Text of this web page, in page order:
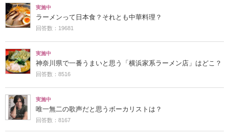
実施中
ラーメンって日本食？それとも中華料理？
回答数：19681
実施中
神奈川県で一番うまいと思う「横浜家系ラーメン店」はどこ？
回答数：8516
実施中
唯一無二の歌声だと思うボーカリストは？
回答数：8167